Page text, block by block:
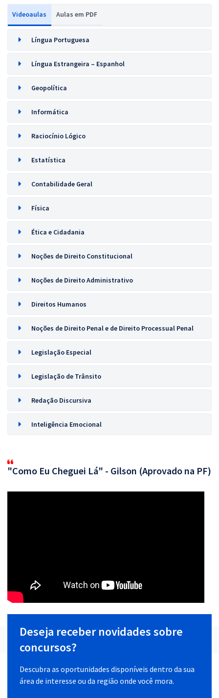
Videoaulas Aulas em PDF
Língua Portuguesa
Língua Estrangeira – Espanhol
Geopolítica
Informática
Raciocínio Lógico
Estatística
Contabilidade Geral
Física
Ética e Cidadania
Noções de Direito Constitucional
Noções de Direito Administrativo
Direitos Humanos
Noções de Direito Penal e de Direito Processual Penal
Legislação Especial
Legislação de Trânsito
Redação Discursiva
Inteligência Emocional
"Como Eu Cheguei Lá" - Gilson (Aprovado na PF)
Deseja receber novidades sobre
concursos?
Descubra as oportunidades disponíveis dentro da sua
área de interesse ou da região onde você mora.